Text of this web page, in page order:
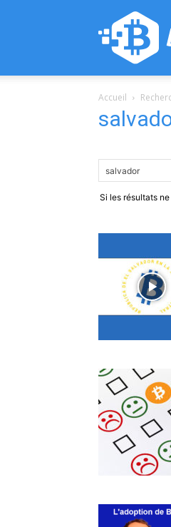
bitcoin.fr
Accueil
Si les résultats